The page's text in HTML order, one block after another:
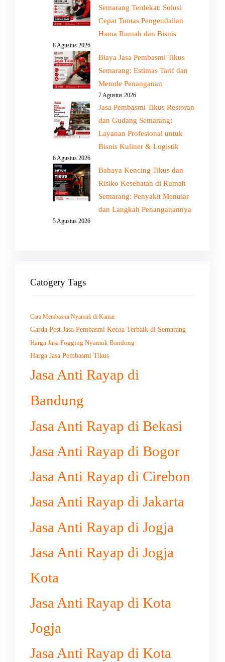
Semarang Terdekat: Solusi
Cepat Tuntas Pengendalian
Hama Rumah dan Bisnis
8 Agustus 2026
Biaya Jasa Pembasmi Tikus
Semarang: Estimas Tarif dan
Metode Penanganan
7 Agustus 2026
Jasa Pembasmi Tikus Restoran
dan Gudang Semarang:
Layanan Profesional untuk
Bisnis Kuliner & Logistik
6 Agustus 2026
Bahaya Kencing Tikus dan
Risiko Kesehatan di Rumah
Semarang: Penyakit Menular
dan Langkah Penanganannya
5 Agustus 2026
Catogery Tags
Cara Membasmi Nyamuk di Kamar
Garda Pest Jasa Pembasmi Kecoa Terbaik di Semarang
Harga Jasa Fogging Nyamuk Bandung
Harga Jasa Pembasmi Tikus
Jasa Anti Rayap di
Bandung
Jasa Anti Rayap di Bekasi
Jasa Anti Rayap di Bogor
Jasa Anti Rayap di Cirebon
Jasa Anti Rayap di Jakarta
Jasa Anti Rayap di Jogja
Jasa Anti Rayap di Jogja
Kota
Jasa Anti Rayap di Kota
Jogja
Jasa Anti Rayap di Kota